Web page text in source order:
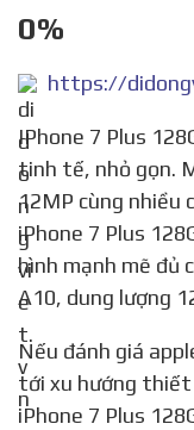
0%
IPhone 7 Plus 128GB cũ là điện thoại có vẻ ngoài
tinh tế, nhỏ gọn.
12MP cùng nhiều
iPhone 7 Plus
hình mạnh mẽ đủ
A10, dung lượng
Nếu đánh giá apple là người đi đầu trong việc mang
tới xu hướng thiết
iPhone 7 Plus